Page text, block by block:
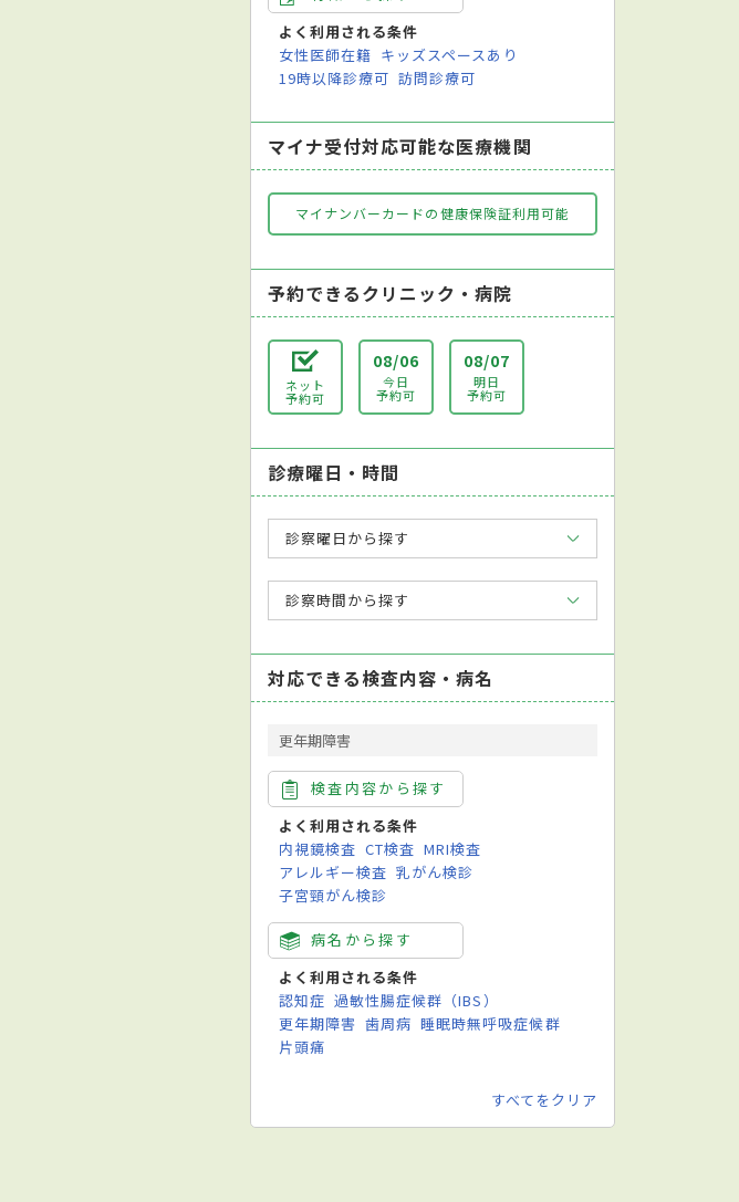
よく利用される条件
女性医師在籍 キッズスペースあり
19時以降診療可 訪問診療可
マイナ受付対応可能な医療機関
マイナンバーカードの健康保険証利用可能
予約できるクリニック・病院
ネット
予約可
08/06
今日
予約可
08/07
明日
予約可
診療曜日・時間
診察曜日から探す
診察時間から探す
対応できる検査内容・病名
更年期障害
検査内容から探す
よく利用される条件
内視鏡検査 CT検査 MRI検査
アレルギー検査 乳がん検診
子宮頸がん検診
病名から探す
よく利用される条件
認知症 過敏性腸症候群（IBS）
更年期障害 歯周病 睡眠時無呼吸症候群
片頭痛
すべてをクリア